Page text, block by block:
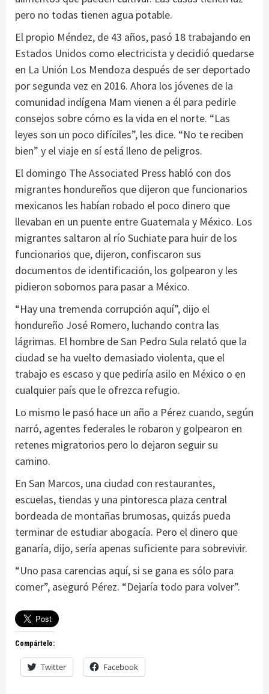
pero no todas tienen agua potable.
El propio Méndez, de 43 años, pasó 18 trabajando en
Estados Unidos como electricista y decidió quedarse
en La Unión Los Mendoza después de ser deportado
por segunda vez en 2016. Ahora los jóvenes de la
comunidad indígena Mam vienen a él para pedirle
consejos sobre cómo es la vida en el norte. “Las
leyes son un poco difíciles”, les dice. “No te reciben
bien” y el viaje en sí está lleno de peligros.
El domingo The Associated Press habló con dos
migrantes hondureños que dijeron que funcionarios
mexicanos les habían robado el poco dinero que
llevaban en un puente entre Guatemala y México. Los
migrantes saltaron al río Suchiate para huir de los
funcionarios que, dijeron, confiscaron sus
documentos de identificación, los golpearon y les
pidieron sobornos para pasar a México.
“Hay una tremenda corrupción aquí”, dijo el
hondureño José Romero, luchando contra las
lágrimas. El hombre de San Pedro Sula relató que la
ciudad se ha vuelto demasiado violenta, que el
trabajo es escaso y que pediría asilo en México o en
cualquier país que le ofrezca refugio.
Lo mismo le pasó hace un año a Pérez cuando, según
narró, agentes federales le robaron y golpearon en
retenes migratorios pero lo dejaron seguir su
camino.
En San Marcos, una ciudad con restaurantes,
escuelas, tiendas y una pintoresca plaza central
bordeada de montañas brumosas, quizás pueda
terminar de estudiar abogacía. Pero el dinero que
ganaría, dijo, sería apenas suficiente para sobrevivir.
“Uno pasa carencias aquí, si se gana es sólo para
comer”, aseguró Pérez. “Dejaría todo para volver”.
Compártelo:
Twitter Facebook